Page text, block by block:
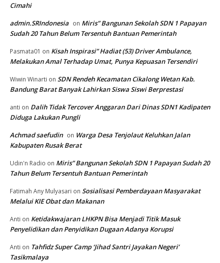
Cimahi
admin.SRIndonesia on Miris” Bangunan Sekolah SDN 1 Papayan
Sudah 20 Tahun Belum Tersentuh Bantuan Pemerintah
Pasmata01 on Kisah Inspirasi” Hadiat (53) Driver Ambulance,
Melakukan Amal Terhadap Umat, Punya Kepuasan Tersendiri
Wiwin Winarti on SDN Rendeh Kecamatan Cikalong Wetan Kab.
Bandung Barat Banyak Lahirkan Siswa Siswi Berprestasi
anti on Dalih Tidak Tercover Anggaran Dari Dinas SDN1 Kadipaten
Diduga Lakukan Pungli
Achmad saefudin on Warga Desa Tenjolaut Keluhkan Jalan
Kabupaten Rusak Berat
Udin'n Radio on Miris” Bangunan Sekolah SDN 1 Papayan Sudah 20
Tahun Belum Tersentuh Bantuan Pemerintah
Fatimah Any Mulyasari on Sosialisasi Pemberdayaan Masyarakat
Melalui KIE Obat dan Makanan
Anti on Ketidakwajaran LHKPN Bisa Menjadi Titik Masuk
Penyelidikan dan Penyidikan Dugaan Adanya Korupsi
Anti on Tahfidz Super Camp ‘Jihad Santri Jayakan Negeri’
Tasikmalaya